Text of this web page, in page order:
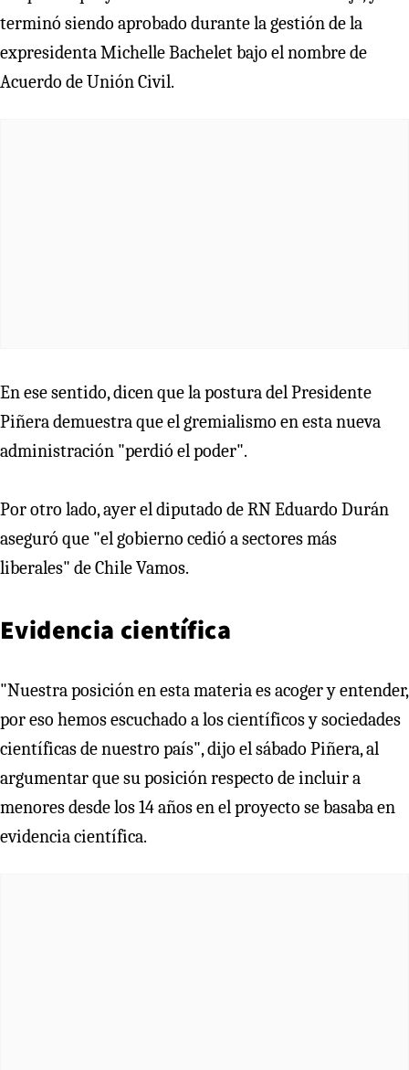
terminó siendo aprobado durante la gestión de la
expresidenta Michelle Bachelet bajo el nombre de
Acuerdo de Unión Civil.
En ese sentido, dicen que la postura del Presidente
Piñera demuestra que el gremialismo en esta nueva
administración "perdió el poder".
Por otro lado, ayer el diputado de RN Eduardo Durán
aseguró que "el gobierno cedió a sectores más
liberales" de Chile Vamos.
Evidencia científica
"Nuestra posición en esta materia es acoger y entender,
por eso hemos escuchado a los científicos y sociedades
científicas de nuestro país", dijo el sábado Piñera, al
argumentar que su posición respecto de incluir a
menores desde los 14 años en el proyecto se basaba en
evidencia científica.